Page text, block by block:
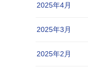
2025年4月
2025年3月
2025年2月